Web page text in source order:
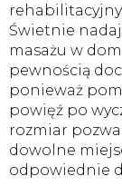
Świetnie
masażu w
pewnością
ponieważ
powięź po
rozmiar
dowolne
odpowiednie